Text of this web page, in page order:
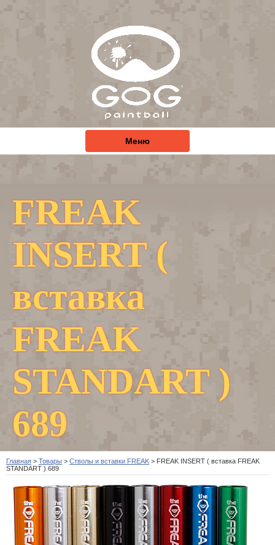
Меню
FREAK
INSERT (
вставка
FREAK
STANDART )
689
Главная > Товары > Стволы и вставки FREAK > FREAK INSERT ( вставка FREAK
STANDART ) 689